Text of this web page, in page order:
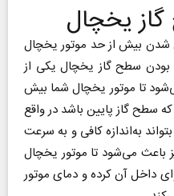
یخچال
شدن بیش از حد موتور یخچال
بودن سطح گاز یخچال یکی از
تا موتور یخچال شما بیش
که سطح گاز پایین باشد در واقع
به‌اندازه کافی و به سرعت
باعث می‌شود تا موتور یخچال
داخل آن کرده و دمای موتور